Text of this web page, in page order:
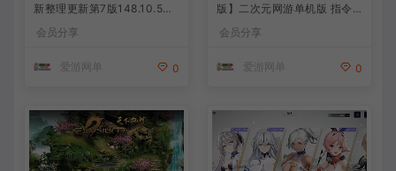
新整理更新第7版148.10.5NI
活动148版本官服GM可无限
频安装教学
会员分享
爱游网单 0
版】二次元网游单机版 指令
背包 抽卡 商店 MOD 未亲测
会员分享
爱游网单 0